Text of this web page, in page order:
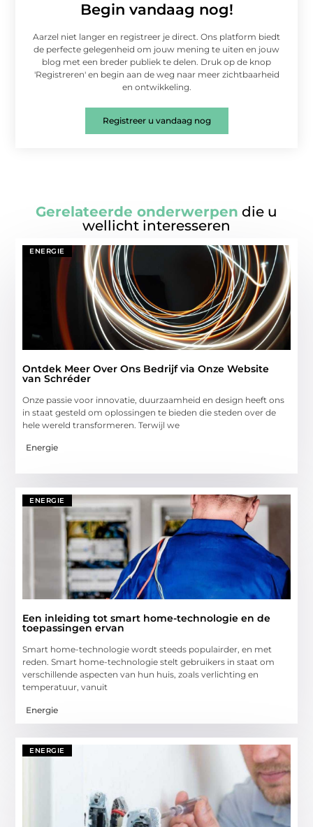
Begin vandaag nog!
Aarzel niet langer en registreer je direct. Ons platform biedt
de perfecte gelegenheid om jouw mening te uiten en jouw
blog met een breder publiek te delen. Druk op de knop
'Registreren' en begin aan de weg naar meer zichtbaarheid
en ontwikkeling.
Registreer u vandaag nog
Gerelateerde onderwerpen die u
wellicht interesseren
ENERGIE
Ontdek Meer Over Ons Bedrijf via Onze Website
van Schréder
Onze passie voor innovatie, duurzaamheid en design heeft ons
in staat gesteld om oplossingen te bieden die steden over de
hele wereld transformeren. Terwijl we
Energie
ENERGIE
Een inleiding tot smart home-technologie en de
toepassingen ervan
Smart home-technologie wordt steeds populairder, en met
reden. Smart home-technologie stelt gebruikers in staat om
verschillende aspecten van hun huis, zoals verlichting en
temperatuur, vanuit
Energie
ENERGIE